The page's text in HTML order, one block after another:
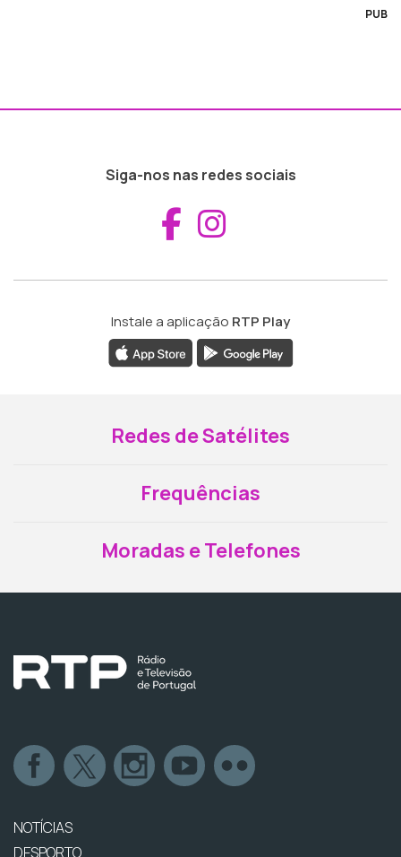
PUB
Siga-nos nas redes sociais
Aceder ao
Instale a aplicação RTP Play
Redes de Satélites
Frequências
Moradas e Telefones
NOTÍCIAS
DESPORTO